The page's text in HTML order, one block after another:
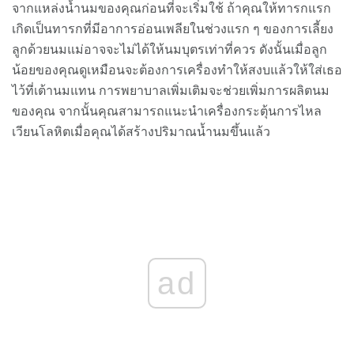
จากแหล่งน้ำนมของคุณก่อนที่จะเริ่มใช้ ถ้าคุณให้ทารกแรก
เกิดเป็นทารกที่มีอาการอ่อนเพลียในช่วงแรก ๆ ของการเลี้ยง
ลูกด้วยนมแม่อาจจะไม่ได้ให้นมบุตรเท่าที่ควร ดังนั้นเมื่อลูก
น้อยของคุณดูเหมือนจะต้องการเครื่องทำให้สงบแล้วให้ใส่เธอ
ไว้ที่เต้านมแทน การพยาบาลเพิ่มเติมจะช่วยเพิ่มการผลิตนม
ของคุณ จากนั้นคุณสามารถแนะนำเครื่องกระตุ้นการไหล
เวียนโลหิตเมื่อคุณได้สร้างปริมาณน้ำนมขึ้นแล้ว
ad